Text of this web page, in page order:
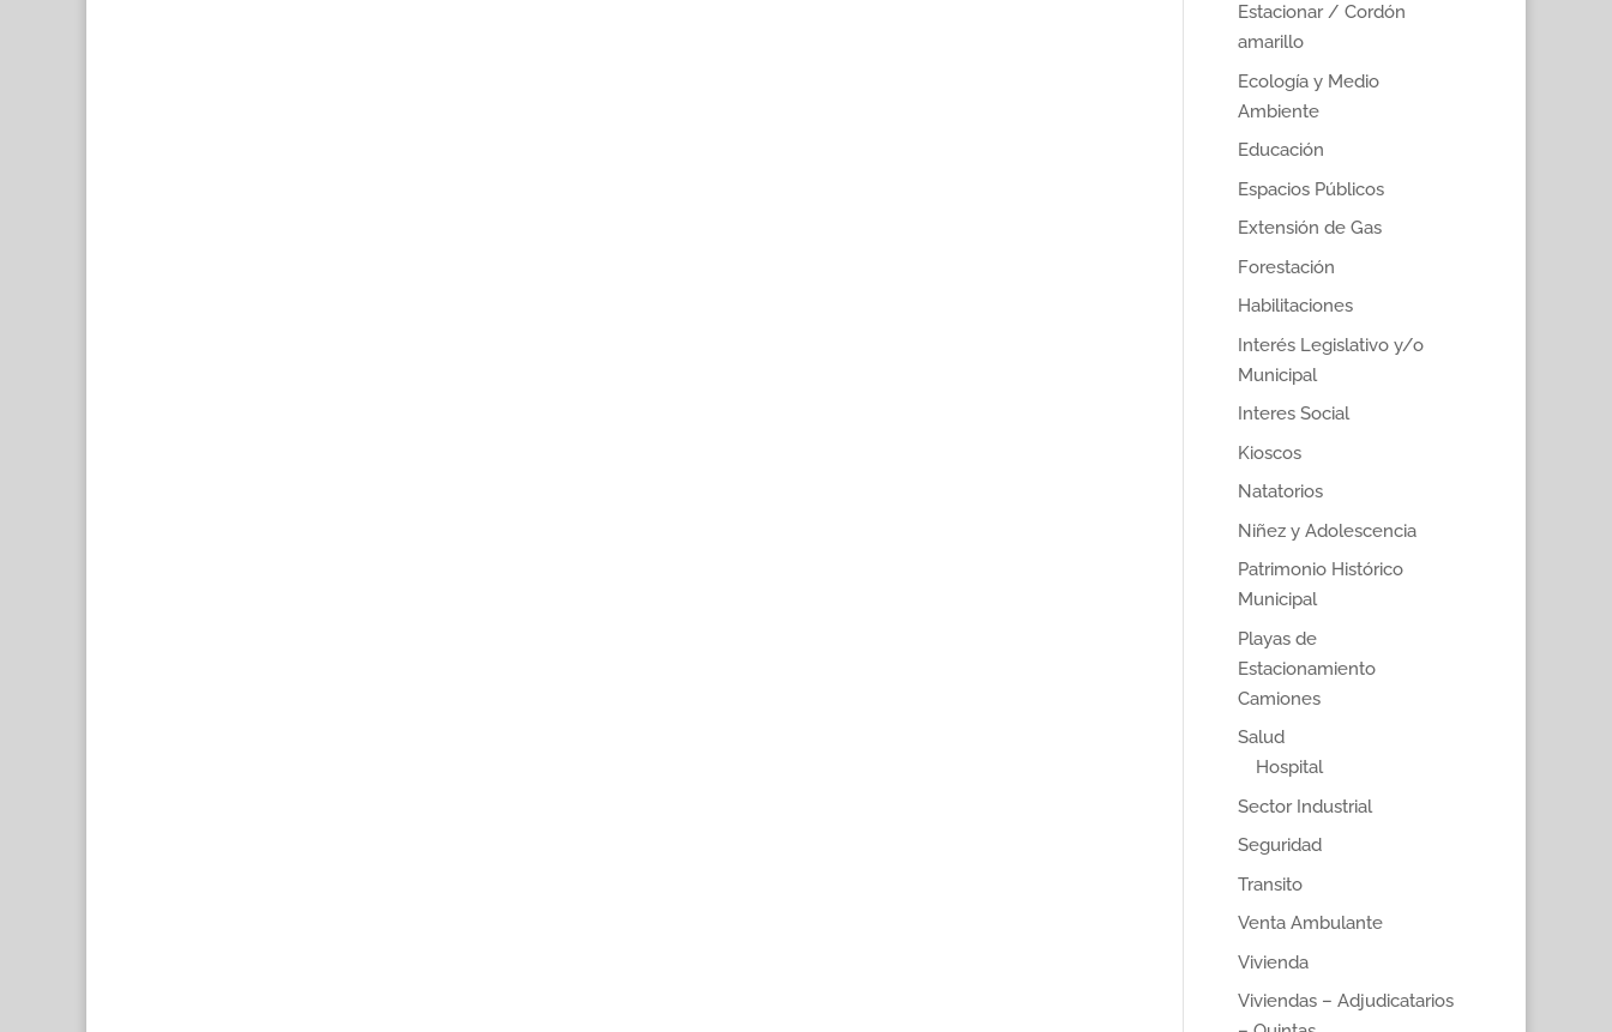
Estacionar / Cordón
amarillo
Ecología y Medio
Ambiente
Educación
Espacios Públicos
Extensión de Gas
Forestación
Habilitaciones
Interés Legislativo y/o
Municipal
Interes Social
Kioscos
Natatorios
Niñez y Adolescencia
Patrimonio Histórico
Municipal
Playas de
Estacionamiento
Camiones
Salud
Hospital
Sector Industrial
Seguridad
Transito
Venta Ambulante
Vivienda
Viviendas – Adjudicatarios